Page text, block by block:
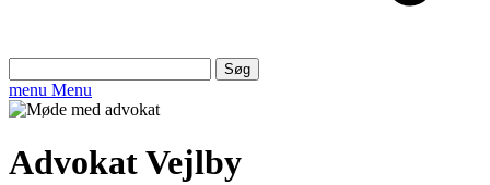
efter:
menu Menu
Advokat Vejlby